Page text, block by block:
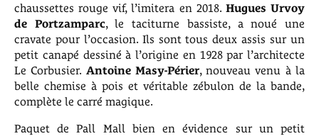
chaussettes rouge vif, l’imitera en 2018. Hugues Urvoy
de Portzamparc, le taciturne bassiste, a noué une
cravate pour l’occasion. Ils sont tous deux assis sur un
petit canapé dessiné à l’origine en 1928 par l’architecte
Le Corbusier. Antoine Masy-Périer, nouveau venu à la
belle chemise à pois et véritable zébulon de la bande,
complète le carré magique.
Paquet de Pall Mall bien en évidence sur un petit